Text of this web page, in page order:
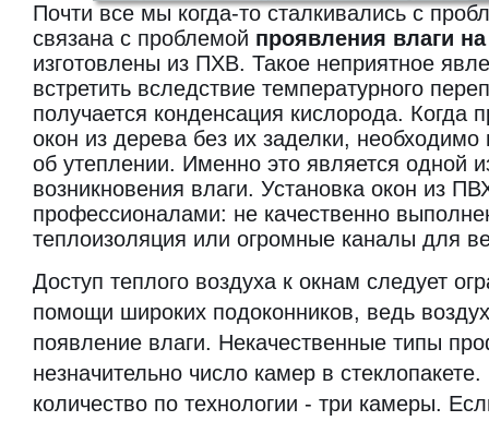
Почти все мы когда-то сталкивались с
связана с проблемой проявления влаги
изготовлены из ПХВ. Такое неприятное
встретить вследствие температурного
получается конденсация кислорода. Когда
окон из дерева без их заделки, необходимо
об утеплении. Именно это является одной
возникновения влаги. Установка окон из
профессионалами: не качественно
теплоизоляция или огромные каналы для
Доступ теплого воздуха к окнам следует
помощи широких подоконников, ведь
появление влаги. Некачественные типы
незначительно число камер в
количество по технологии - три камеры.